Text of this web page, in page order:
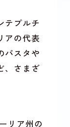
テプルチ
アの代表
パスタや
、さまざ
リア州の